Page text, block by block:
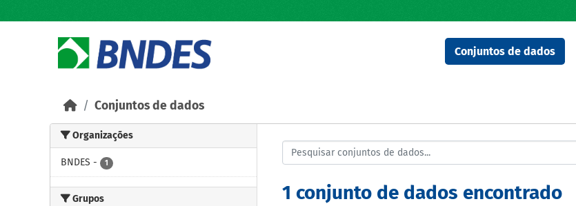
Conjuntos de dados
Conjuntos de dados
Organizações
BNDES - 1
Grupos 1 conjunto de dados encontrado